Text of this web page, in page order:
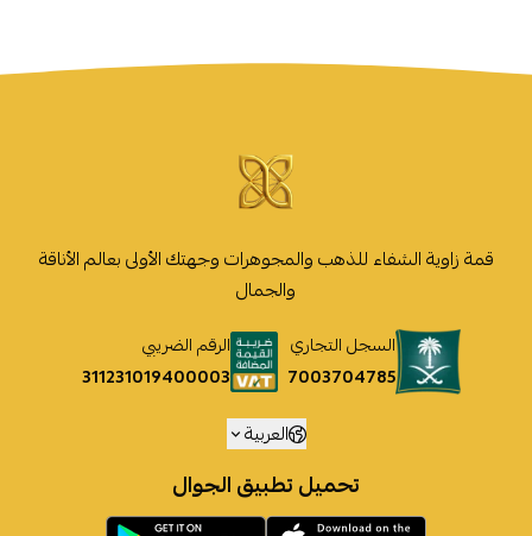
قمة زاوية الشفاء للذهب والمجوهرات وجهتك الأولى بعالم الأناقة
والجمال
السجل التجاري
7003704785
الرقم الضريبي
311231019400003
العربية
تحميل تطبيق الجوال